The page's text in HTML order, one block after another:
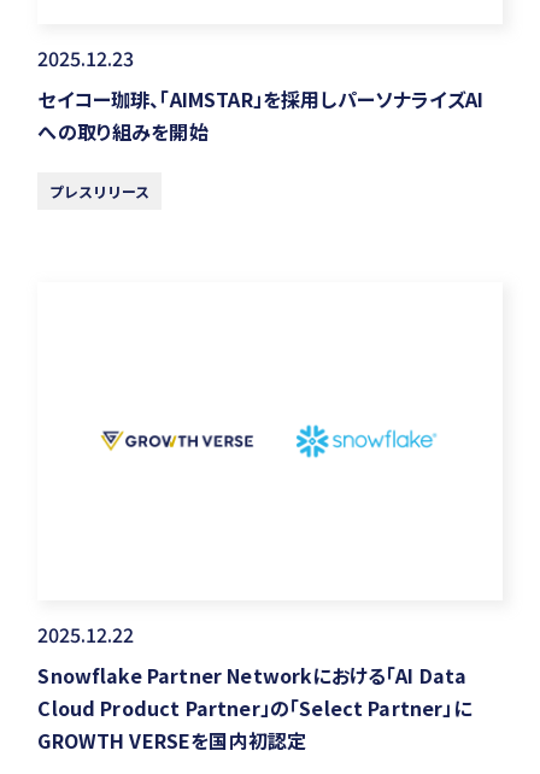
2025.12.23
セイコー珈琲、「AIMSTAR」を採用しパーソナライズAI
への取り組みを開始
プレスリリース
2025.12.22
Snowflake Partner Networkにおける「AI Data
Cloud Product Partner」の「Select Partner」に
GROWTH VERSEを国内初認定